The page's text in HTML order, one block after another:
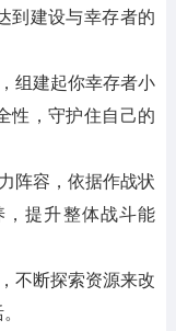
到建设与幸存者的
组建起你幸存者小
性，守护住自己的
阵容，依据作战状
提升整体战斗能
不断探索资源来改